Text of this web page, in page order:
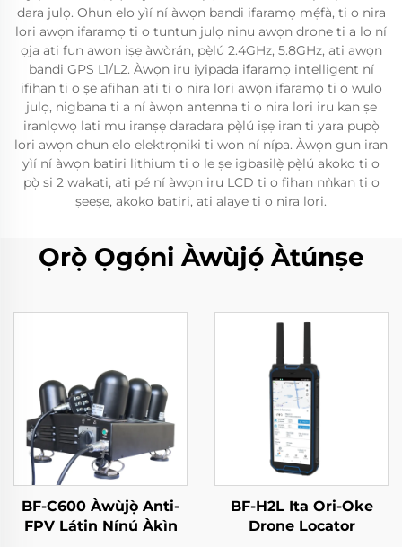
dara julọ. Ohun elo yìí ní àwọn bandi ifaramọ mẹ́fà, ti o nira
lori awọn ifaramọ ti o tuntun julọ ninu awọn drone ti a lo ní
ọja ati fun awọn iṣẹ àwòrán, pẹ̀lú 2.4GHz, 5.8GHz, ati awọn
bandi GPS L1/L2. Àwọn iru iyipada ifaramọ intelligent ní
ifihan ti o ṣe afihan ati ti o nira lori awọn ifaramọ ti o wulo
julọ, nigbana ti a ní àwọn antenna ti o nira lori iru kan ṣe
iranlọwọ lati mu iranṣẹ daradara pẹ̀lú iṣẹ iran ti yara pupọ̀
lori awọn ohun elo elektrọniki ti won ní nípa. Àwọn gun iran
yìí ní àwọn batiri lithium ti o le ṣe igbasilẹ̀ pẹ̀lú akoko ti o
pọ̀ si 2 wakati, ati pé ní àwọn iru LCD ti o fihan nǹkan ti o
ṣeeṣe, akoko batiri, ati alaye ti o nira lori.
Ọrọ̀ Ọgọ́ni Àwùjọ́ Àtúnṣe
BF-C600 Àwùjọ̀ Anti-
FPV Látin Nínú Àkìn
BF-H2L Ita Ori-Oke
Drone Locator